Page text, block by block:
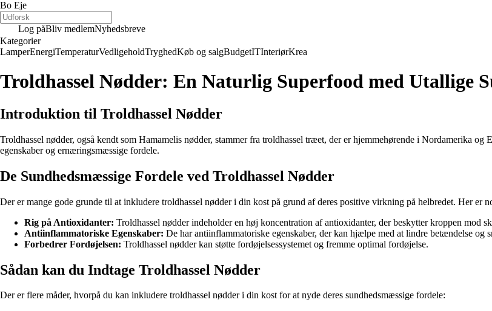
Bo Eje
Log påBliv medlemNyhedsbreve
Kategorier
LamperEnergiTemperaturVedligeholdTryghedKøb og salgBudgetITInteriørKrea
Troldhassel Nødder: En Naturlig Superfood med Utallige
Introduktion til Troldhassel Nødder
Troldhassel nødder, også kendt som Hamamelis nødder, stammer fra troldhassel træet, der er hjemmehørende i Nordamerika
egenskaber og ernæringsmæssige fordele.
De Sundhedsmæssige Fordele ved Troldhassel Nødder
Der er mange gode grunde til at inkludere troldhassel nødder i din kost på grund af deres positive virkning på helbredet. Her er
Rig på Antioxidanter: Troldhassel nødder indeholder en høj koncentration af antioxidanter, der beskytter kroppen mod
Antiinflammatoriske Egenskaber: De har antiinflammatoriske egenskaber, der kan hjælpe med at lindre betændelse og
Forbedrer Fordøjelsen: Troldhassel nødder kan støtte fordøjelsessystemet og fremme optimal fordøjelse.
Sådan kan du Indtage Troldhassel Nødder
Der er flere måder, hvorpå du kan inkludere troldhassel nødder i din kost for at nyde deres sundhedsmæssige fordele: